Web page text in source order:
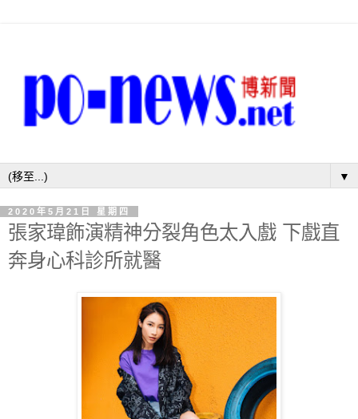
▼
2020年5月21日 星期四
張家瑋飾演精神分裂角色太入戲 下戲直
奔身心科診所就醫